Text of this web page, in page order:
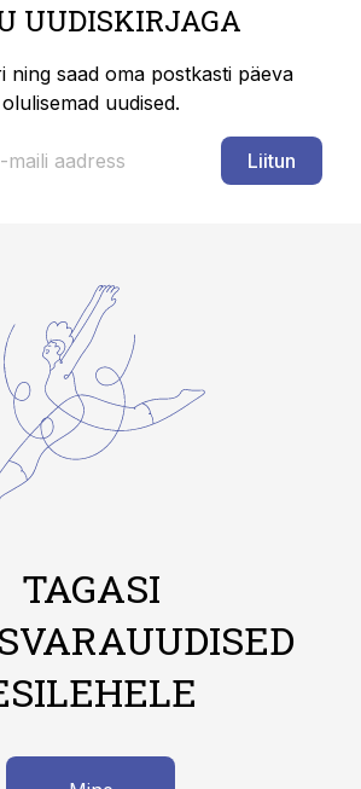
UUDISKIRJAGA
ning saad oma postkasti päeva
olulisemad uudised.
Liitun
TAGASI